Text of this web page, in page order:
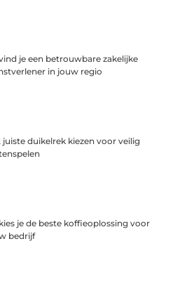
je een betrouwbare zakelijke
in jouw regio
juiste duikelrek kiezen voor veilig
je de beste koffieoplossing voor
bedrijf